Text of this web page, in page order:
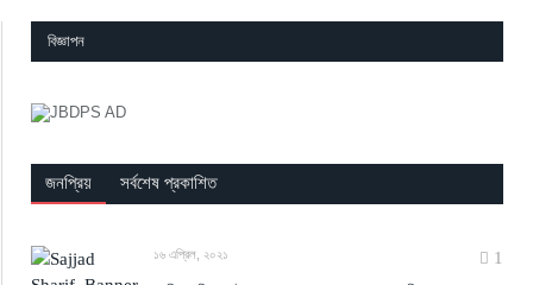
বিজ্ঞাপন
জনপ্রিয় সর্বশেষ প্রকাশিত
১৬ এপ্রিল, ২০২১ 1